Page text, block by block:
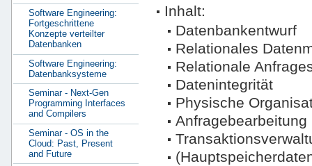
Inhalt:
Datenbankentwurf
Relationales
Relationale
Datenintegrität
Physische
Anfragebearbeitung
Software Engineering:
Fortgeschrittene
Konzepte verteilter
Datenbanken
Software Engineering:
Datenbanksysteme
Seminar - Next-Gen
Programming Interfaces
and Compilers
Seminar - OS in the
Cloud: Past, Present
and Future